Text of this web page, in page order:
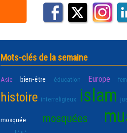
Mots-clés de la semaine
Asie bien-être éducation Europe
histoire interreligieux islam
mosquée mosquées